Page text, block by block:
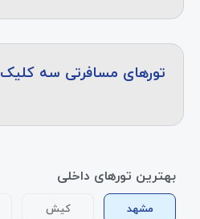
تورهای مسافرتی سه کلیک
بهترین تورهای داخلی
مشهد کیش